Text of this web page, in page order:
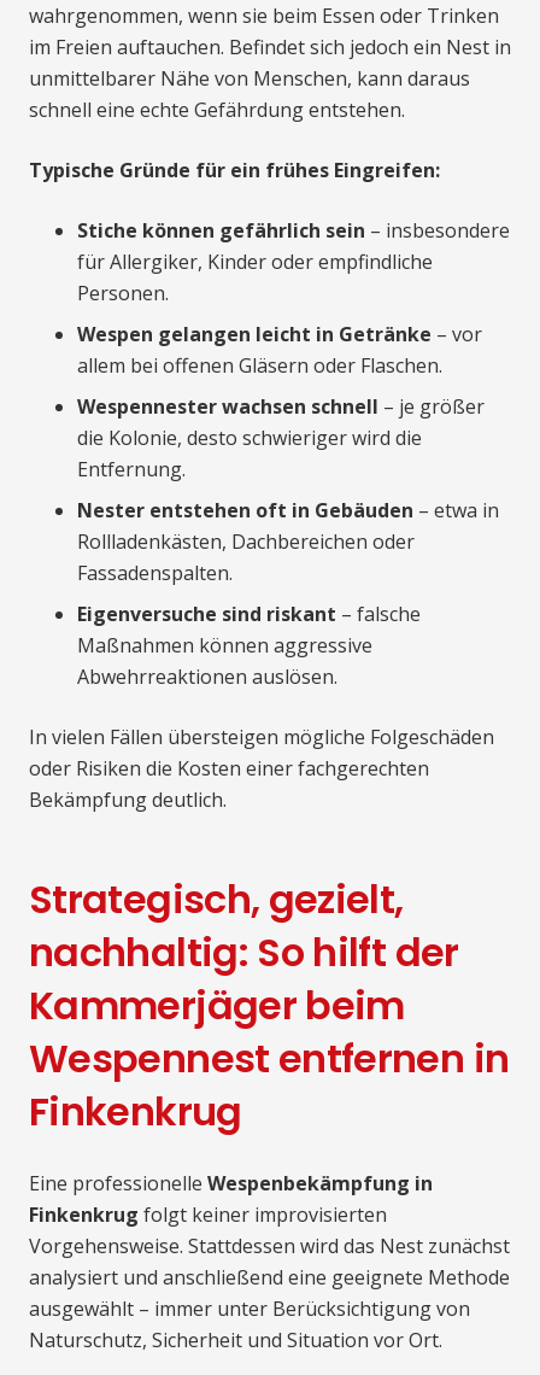
wahrgenommen, wenn sie beim Essen oder Trinken
im Freien auftauchen. Befindet sich jedoch ein Nest in
unmittelbarer Nähe von Menschen, kann daraus
schnell eine echte Gefährdung entstehen.
Typische Gründe für ein frühes Eingreifen:
Stiche können gefährlich sein – insbesondere
für Allergiker, Kinder oder empfindliche
Personen.
Wespen gelangen leicht in Getränke – vor
allem bei offenen Gläsern oder Flaschen.
Wespennester wachsen schnell – je größer
die Kolonie, desto schwieriger wird die
Entfernung.
Nester entstehen oft in Gebäuden – etwa in
Rollladenkästen, Dachbereichen oder
Fassadenspalten.
Eigenversuche sind riskant – falsche
Maßnahmen können aggressive
Abwehrreaktionen auslösen.
In vielen Fällen übersteigen mögliche Folgeschäden
oder Risiken die Kosten einer fachgerechten
Bekämpfung deutlich.
Strategisch, gezielt,
nachhaltig: So hilft der
Kammerjäger beim
Wespennest entfernen in
Finkenkrug
Eine professionelle Wespenbekämpfung in
Finkenkrug folgt keiner improvisierten
Vorgehensweise. Stattdessen wird das Nest zunächst
analysiert und anschließend eine geeignete Methode
ausgewählt – immer unter Berücksichtigung von
Naturschutz, Sicherheit und Situation vor Ort.